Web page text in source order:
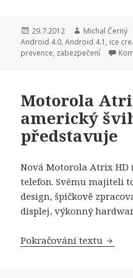
Publikováno:
29.7.2012 Autor:
Michal Černý
Android 4.0,Android 4.1 , ice
prevence, zabezpečení
Motorola
americký
představuje
Nová Motorola Atrix
telefon. Svému majiteli
design, špičkově
displej, výkonný
Pokračování textu